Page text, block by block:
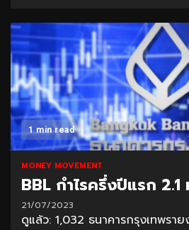
1 min read
MONEY MOVEMENT
BBL กำไรครึ่งปีแรก
21/07/2023
ดูแล้ว: 1,032 ธนาคารกรุงเทพราย